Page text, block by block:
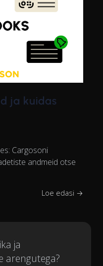
ja kuidas
Cargosoni
andmeid otse
Loe edasi →
ja
arengutega?